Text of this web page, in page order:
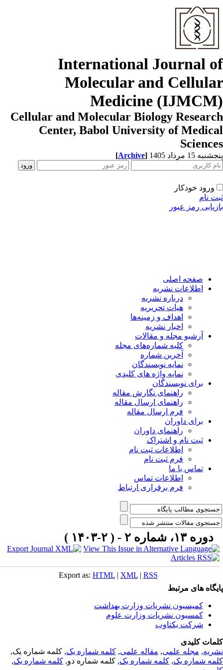
International Journal
Molecular and
Medicine
Cellular and Molecular Biology
Center, Babol University of
15 مرداد 1405 [Archive]
ورود خودکار
نام
رمز عبور
صفحه اصلی
اطلاعات نشریه
درباره نشریه
هیات تحریریه
اهداف و زمینه‌ها
اخبار نشریه
آرشیو مجله و مقالات
کلیه شماره‌های مجله
آخرین شماره
نمایه نویسندگان
نمایه واژه های کلیدی
برای نویسندگان
راهنمای نگارش مقاله
راهنمای ارسال مقاله
فرم ارسال مقاله
برای داوران
راهنمای داوران
ثبت نام و اشتراک
اطلاعات ثبت نام
فرم ثبت نام
تماس با ما
اطلاعات تماس
فرم برقراری ارتباط
دوره ۱۳، شماره ۲ - ( ۲-۱۴۰۳ )
Export as:HTML |XML|RSS
های مرتبط
کمیسیون نشریات وزارت بهداشت
کمسیون نشریات وزارت علوم
شرکت یکتاوب
کلیدی
,مجله علمی, مقاله علمی, کلمه شماره یک, کلمه شماره یک,
شماره یک,کلمه شماره یک, کلمه شماره دو,کلمه شماره یک,